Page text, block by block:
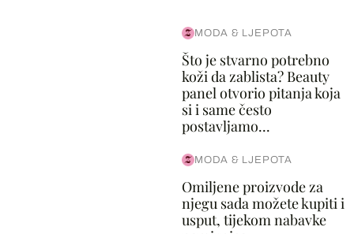
MODA & LJEPOTA
Što je stvarno potrebno
koži da zablista? Beauty
panel otvorio pitanja koja
si i same često
postavljamo...
MODA & LJEPOTA
Omiljene proizvode za
njegu sada možete kupiti i
usput, tijekom nabavke